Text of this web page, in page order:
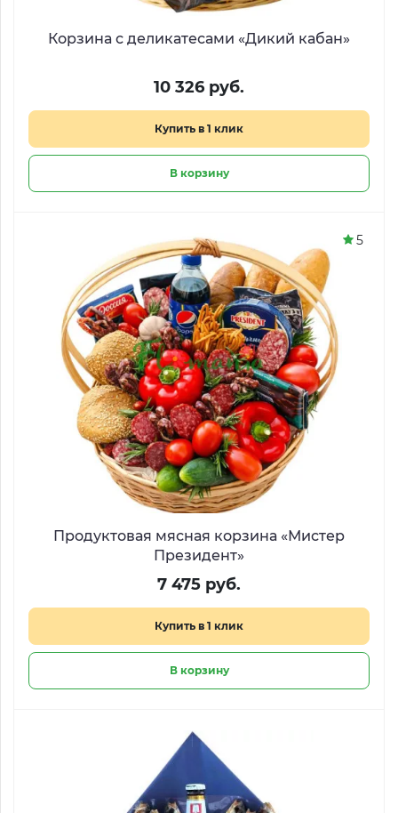
Корзина с деликатесами «Дикий кабан»
10 326 руб.
Купить в 1 клик
В корзину
Продуктовая мясная корзина «Мистер
Президент»
7 475 руб.
Купить в 1 клик
В корзину
5